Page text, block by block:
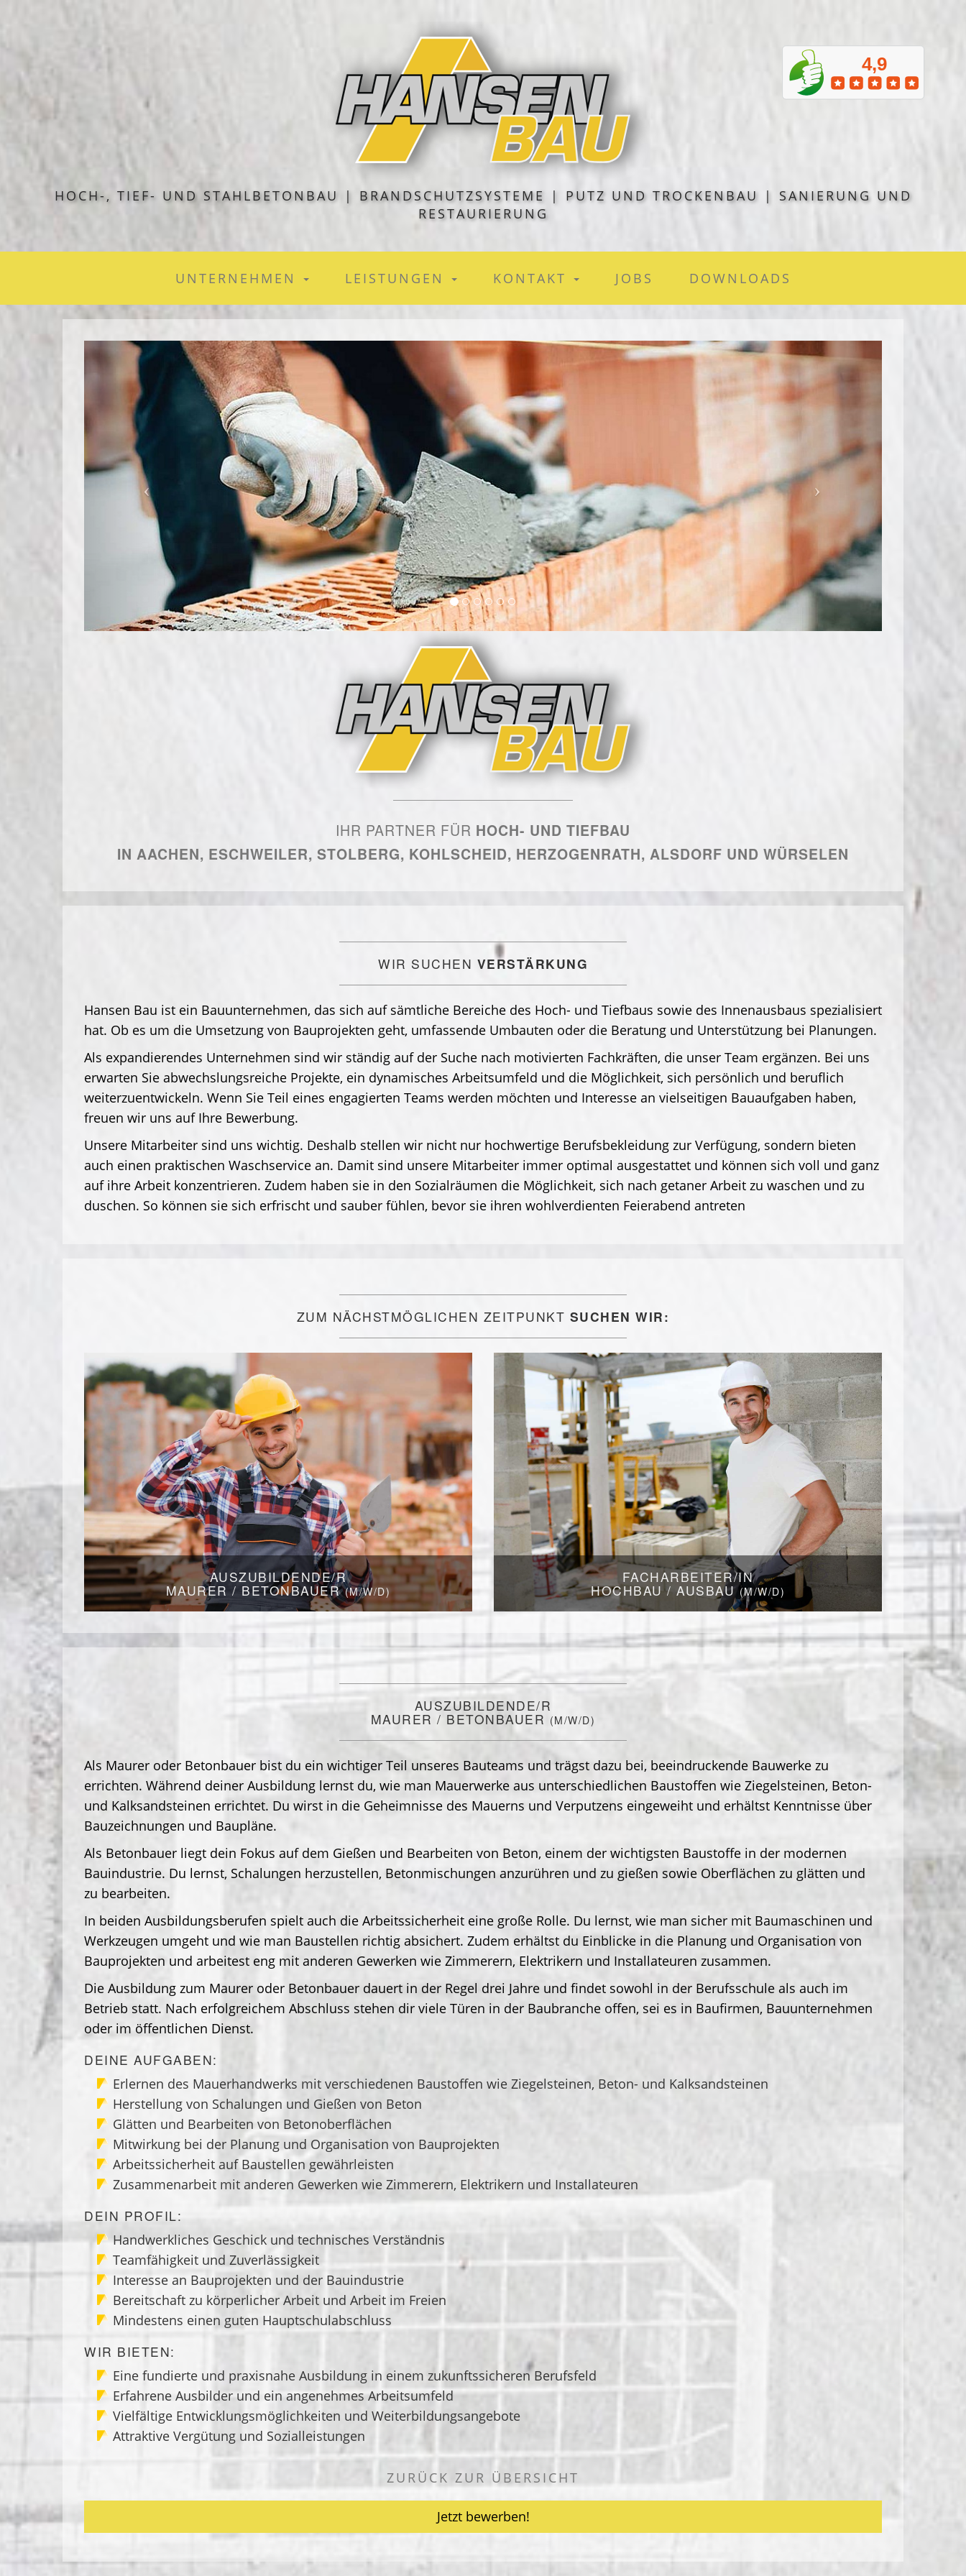
HOCH-, TIEF- UND STAHLBETONBAU | BRANDSCHUTZSYSTEME | PUTZ UND TROCKENBAU | SANIERUNG UND
RESTAURIERUNG
UNTERNEHMEN LEISTUNGEN KONTAKT JOBS DOWNLOADS
IHR PARTNER FÜR HOCH- UND TIEFBAU
IN AACHEN, ESCHWEILER, STOLBERG, KOHLSCHEID, HERZOGENRATH, ALSDORF UND WÜRSELEN
WIR SUCHEN VERSTÄRKUNG
Hansen Bau ist ein Bauunternehmen, das sich auf sämtliche Bereiche des Hoch- und Tiefbaus sowie des Innenausbaus spezialisiert
hat. Ob es um die Umsetzung von Bauprojekten geht, umfassende Umbauten oder die Beratung und Unterstützung bei Planungen.
Als expandierendes Unternehmen sind wir ständig auf der Suche nach motivierten Fachkräften, die unser Team ergänzen. Bei uns
erwarten Sie abwechslungsreiche Projekte, ein dynamisches Arbeitsumfeld und die Möglichkeit, sich persönlich und beruflich
weiterzuentwickeln. Wenn Sie Teil eines engagierten Teams werden möchten und Interesse an vielseitigen Bauaufgaben haben,
freuen wir uns auf Ihre Bewerbung.
Unsere Mitarbeiter sind uns wichtig. Deshalb stellen wir nicht nur hochwertige Berufsbekleidung zur Verfügung, sondern bieten
auch einen praktischen Waschservice an. Damit sind unsere Mitarbeiter immer optimal ausgestattet und können sich voll und ganz
auf ihre Arbeit konzentrieren. Zudem haben sie in den Sozialräumen die Möglichkeit, sich nach getaner Arbeit zu waschen und zu
duschen. So können sie sich erfrischt und sauber fühlen, bevor sie ihren wohlverdienten Feierabend antreten
ZUM NÄCHSTMÖGLICHEN ZEITPUNKT SUCHEN WIR:
AUSZUBILDENDE/R
MAURER / BETONBAUER(M/W/D)
FACHARBEITER/IN
HOCHBAU / AUSBAU(M/W/D)
AUSZUBILDENDE/R
MAURER / BETONBAUER (M/W/D)
Als Maurer oder Betonbauer bist du ein wichtiger Teil unseres Bauteams und trägst dazu bei, beeindruckende Bauwerke zu
errichten. Während deiner Ausbildung lernst du, wie man Mauerwerke aus unterschiedlichen Baustoffen wie Ziegelsteinen, Beton-
und Kalksandsteinen errichtet. Du wirst in die Geheimnisse des Mauerns und Verputzens eingeweiht und erhältst Kenntnisse über
Bauzeichnungen und Baupläne.
Als Betonbauer liegt dein Fokus auf dem Gießen und Bearbeiten von Beton, einem der wichtigsten Baustoffe in der modernen
Bauindustrie. Du lernst, Schalungen herzustellen, Betonmischungen anzurühren und zu gießen sowie Oberflächen zu glätten und
zu bearbeiten.
In beiden Ausbildungsberufen spielt auch die Arbeitssicherheit eine große Rolle. Du lernst, wie man sicher mit Baumaschinen und
Werkzeugen umgeht und wie man Baustellen richtig absichert. Zudem erhältst du Einblicke in die Planung und Organisation von
Bauprojekten und arbeitest eng mit anderen Gewerken wie Zimmerern, Elektrikern und Installateuren zusammen.
Die Ausbildung zum Maurer oder Betonbauer dauert in der Regel drei Jahre und findet sowohl in der Berufsschule als auch im
Betrieb statt. Nach erfolgreichem Abschluss stehen dir viele Türen in der Baubranche offen, sei es in Baufirmen, Bauunternehmen
oder im öffentlichen Dienst.
DEINE AUFGABEN:
Erlernen des Mauerhandwerks mit verschiedenen Baustoffen wie Ziegelsteinen, Beton- und Kalksandsteinen
Herstellung von Schalungen und Gießen von Beton
Glätten und Bearbeiten von Betonoberflächen
Mitwirkung bei der Planung und Organisation von Bauprojekten
Arbeitssicherheit auf Baustellen gewährleisten
Zusammenarbeit mit anderen Gewerken wie Zimmerern, Elektrikern und Installateuren
DEIN PROFIL:
Handwerkliches Geschick und technisches Verständnis
Teamfähigkeit und Zuverlässigkeit
Interesse an Bauprojekten und der Bauindustrie
Bereitschaft zu körperlicher Arbeit und Arbeit im Freien
Mindestens einen guten Hauptschulabschluss
WIR BIETEN:
Eine fundierte und praxisnahe Ausbildung in einem zukunftssicheren Berufsfeld
Erfahrene Ausbilder und ein angenehmes Arbeitsumfeld
Vielfältige Entwicklungsmöglichkeiten und Weiterbildungsangebote
Attraktive Vergütung und Sozialleistungen
ZURÜCK ZUR ÜBERSICHT
Jetzt bewerben!